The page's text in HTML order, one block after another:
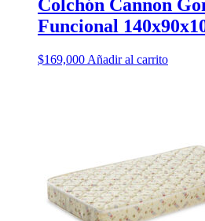
Colchón Cannon
Funcional
$169,000 Añadir al carrito